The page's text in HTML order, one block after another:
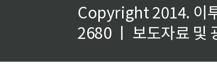
Copyright 2014. 이
2680 ㅣ 보도자료